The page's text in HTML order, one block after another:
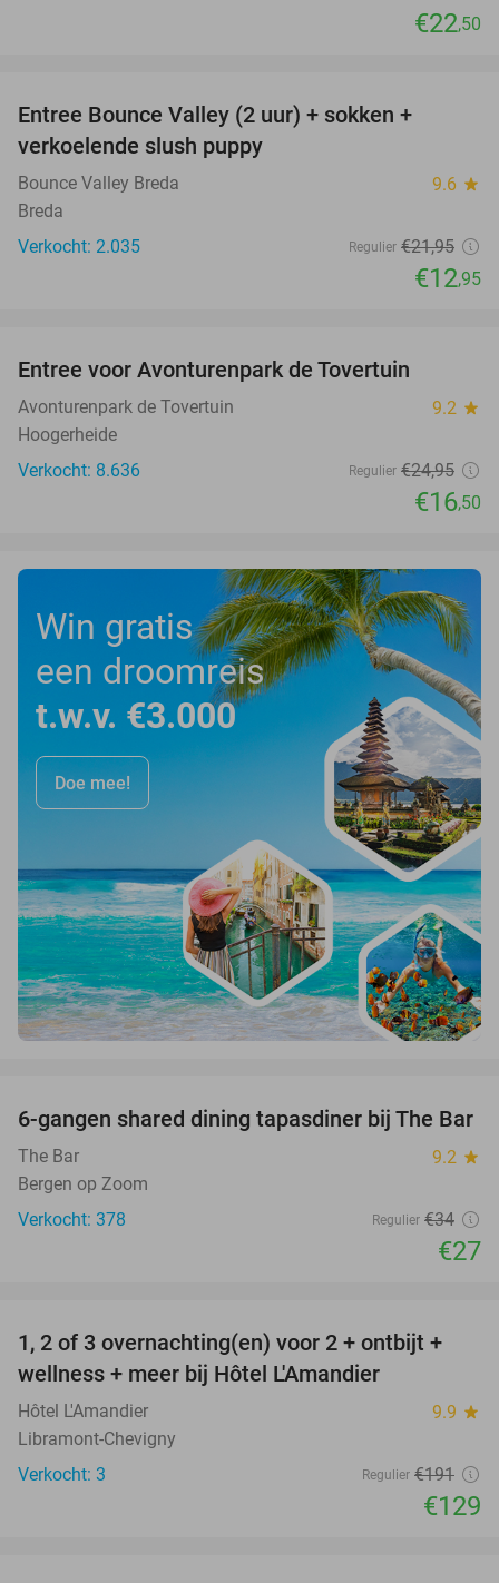
€22,50
Entree Bounce Valley (2 uur) + sokken +
verkoelende slush puppy
Bounce Valley Breda 9.6 star
Breda
Verkocht: 2.035
Regulier €21,95
€12,95
Entree voor Avonturenpark de Tovertuin
Avonturenpark de Tovertuin 9.2 star
Hoogerheide
Verkocht: 8.636
Regulier €24,95
€16,50
Win gratis
een droomreis
t.w.v. €3.000
Doe mee!
21%
6-gangen shared dining tapasdiner bij The Bar
The Bar 9.2 star
Bergen op Zoom
Verkocht: 378
Regulier €34
€27
32%
TODAY
1, 2 of 3 overnachting(en) voor 2 + ontbijt +
wellness + meer bij Hôtel L'Amandier
Hôtel L'Amandier 9.9 star
Libramont-Chevigny
Verkocht: 3
Regulier €191
€129